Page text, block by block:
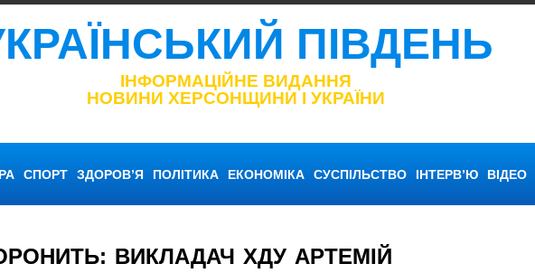
ПІВДЕНЬ
ІНФОРМАЦІЙНЕ ВИДАННЯ
НОВИНИ ХЕРСОНЩИНИ І УКРАЇНИ
СПОРТ ЗДОРОВ’Я ПОЛІТИКА ЕКОНОМІКА СУСПІЛЬСТВО ІНТЕРВ’Ю ВІДЕО
ВИКЛАДАЧ ХДУ АРТЕМІЙ